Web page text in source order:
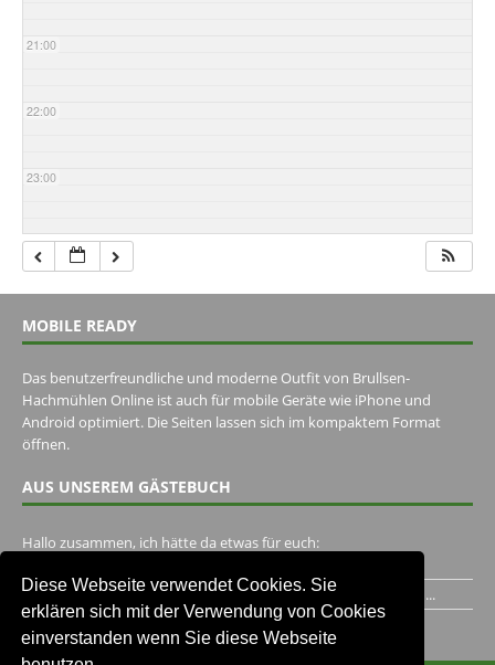
Diese Webseite verwendet Cookies. Sie
erklären sich mit der Verwendung von Cookies
einverstanden wenn Sie diese Webseite
21:00
22:00
23:00
MOBILE READY
Das benutzerfreundliche und moderne Outfit von Brullsen-
Hachmühlen Online ist auch für mobile Geräte wie iPhone und
Android optimiert. Die Seiten lassen sich im kompaktem Format
öffnen.
AUS UNSEREM GÄSTEBUCH
Hallo zusammen, ich hätte da etwas für euch:
Ich habe ein Jahr im Gasthaus Hugo Pape verbracht..Habe ihn...
Unser Gästebuch besuchen